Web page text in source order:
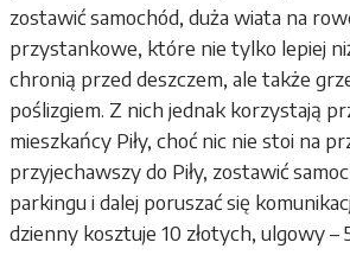
zostawić samochód, duża wiata na
przystankowe, które nie tylko lepiej
chronią przed deszczem, ale także
poślizgiem. Z nich jednak korzystają
mieszkańcy Piły, choć nic nie stoi na
przyjechawszy do Piły, zostawić
parkingu i dalej poruszać się
dzienny kosztuje 10 złotych, ulgowy –